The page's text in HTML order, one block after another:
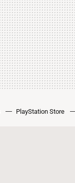
PlayStation Store